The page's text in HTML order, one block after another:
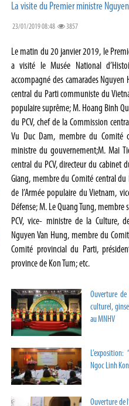
La visite du Premier ministre
23/01/2019 08:48 3857
Le matin du 20 janvier 2019, le
a visité le Musée National
accompagné des camarades Nguyen
central du Parti communiste du
populaire suprême; M. Hoang Binh
du PCV, chef de la Commission
Vu Duc Dam, membre du Comité
ministre du gouvernement;M. Mai
central du PCV, directeur du cabinet
Giang, membre du Comité central du
de l’Armée populaire du Vietnam,
Défense; M. Le Quang Tung,
PCV, vice- ministre de la Culture,
Nguyen Van Hung, membre du
Comité provincial du Parti,
province de Kon Tum; etc.
Ouverture
culturel,
au MNHV
Ngoc Linh
Ouverture de